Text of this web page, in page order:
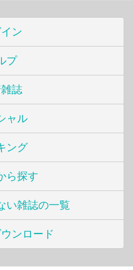
ン
プ
誌
ャル
ング
ら探す
い雑誌の一覧
ンロード